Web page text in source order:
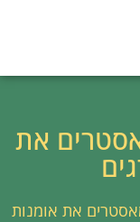
את
את אומנות